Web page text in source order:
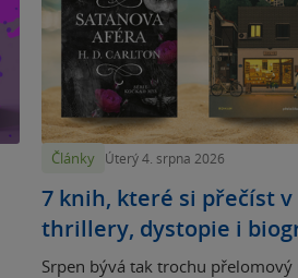
Články Úterý 4. srpna 2026
7 knih, které si přečíst
thrillery, dystopie i
Srpen bývá tak trochu přelomový